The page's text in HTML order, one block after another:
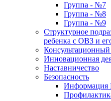
Группа - №7
Группа - №8
Группа - №9
Структурное
ребенка с ОВЗ и
Инновационная
Наставничество
Безопасность